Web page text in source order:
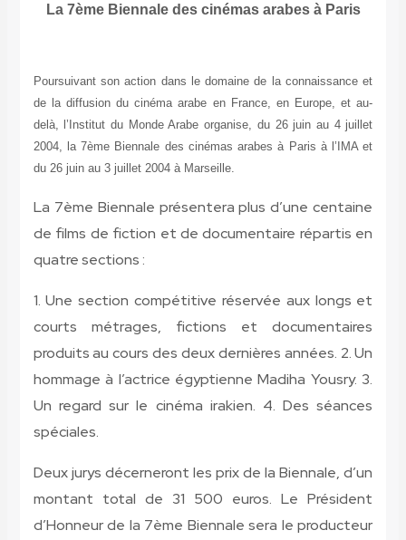
La 7ème Biennale des cinémas arabes à Paris
Poursuivant son action dans le domaine de la connaissance et
de la diffusion du cinéma arabe en France, en Europe, et au-
delà, l’Institut du Monde Arabe organise, du 26 juin au 4 juillet
2004, la 7ème Biennale des cinémas arabes à Paris à l’IMA et
du 26 juin au 3 juillet 2004 à Marseille.
La 7ème Biennale présentera plus d’une centaine
de films de fiction et de documentaire répartis en
quatre sections :
1. Une section compétitive réservée aux longs et
courts métrages, fictions et documentaires
produits au cours des deux dernières années. 2. Un
hommage à l’actrice égyptienne Madiha Yousry. 3.
Un regard sur le cinéma irakien. 4. Des séances
spéciales.
Deux jurys décerneront les prix de la Biennale, d’un
montant total de 31 500 euros. Le Président
d’Honneur de la 7ème Biennale sera le producteur